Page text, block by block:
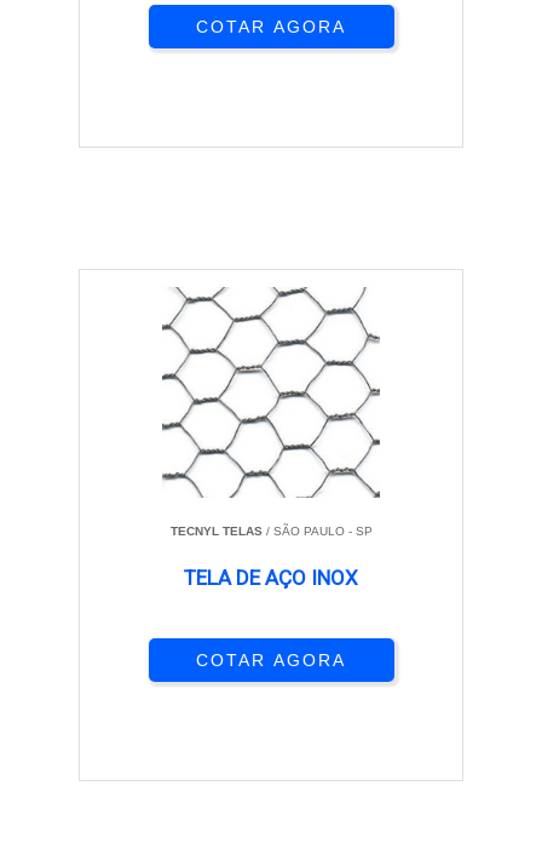
COTAR AGORA
TECNYL TELAS/ SÃO PAULO - SP
TELA DE AÇO INOX
COTAR AGORA